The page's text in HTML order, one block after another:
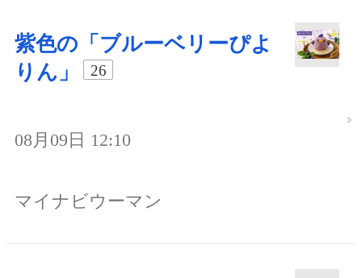
紫色の「ブルーベリーぴよ
りん」
26
08月09日 12:10
マイナビウーマン